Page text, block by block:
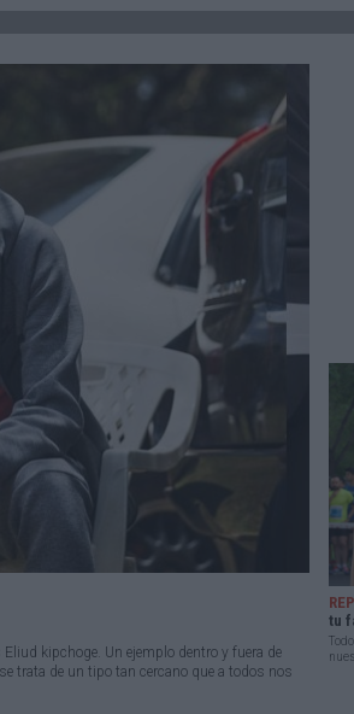
kipchoge. Un ejemplo dentro y fuera de
trata de un tipo tan cercano que a todos nos
tu